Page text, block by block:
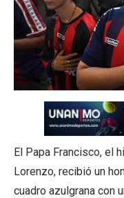
El Papa Francisco, el
Lorenzo, recibió un
cuadro azulgrana con